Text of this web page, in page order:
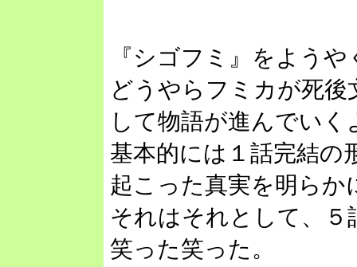
『シゴフミ』をよう
どうやらフミカが死
して物語が進んでいく
基本的には１話完結の
起こった真実を明らか
それはそれとして、
笑った笑った。